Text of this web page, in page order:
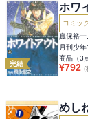
完結
ホワ
コミック
真保裕
月刊少
商品（3
¥792 (
めし